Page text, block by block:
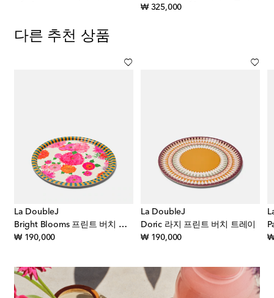
₩ 325,000original price
다른 추천 상품
La DoubleJ
Bright Blooms 프린트 버치 트레이
₩ 190,000original price
La DoubleJ
Doric 라지 프린트 버치 트레이
₩ 190,000original price
₩